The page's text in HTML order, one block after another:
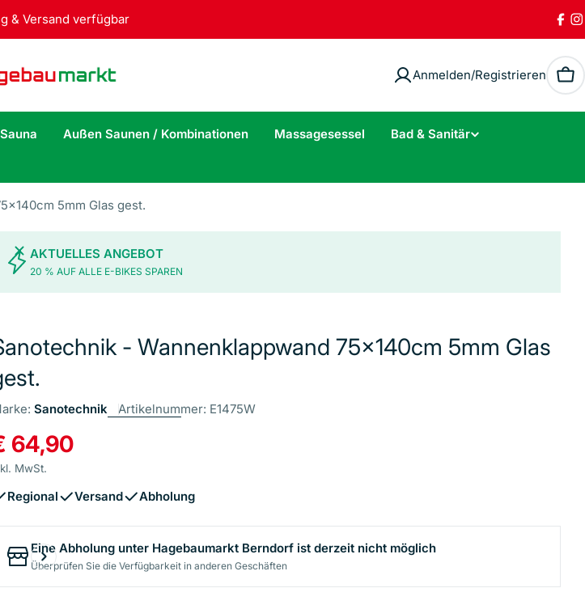
& Versand verfügbar
Anmelden/Registrieren
Sauna Außen Saunen / Kombinationen Massagesessel
Bad & Sanitär
5mm Glas gest.
Sie das Medium 1 im Modalformat
AKTUELLES ANGEBOT
20 % AUF ALLE E-BIKES SPAREN
- Wannenklappwand 75x140cm 5mm Glas
Sanotechnik Artikelnummer: E1475W
64,90
MwSt.
Regional Versand Abholung
Eine Abholung unter Hagebaumarkt Berndorfist derzeit nicht möglich
Überprüfen Sie die Verfügbarkeit in anderen Geschäften